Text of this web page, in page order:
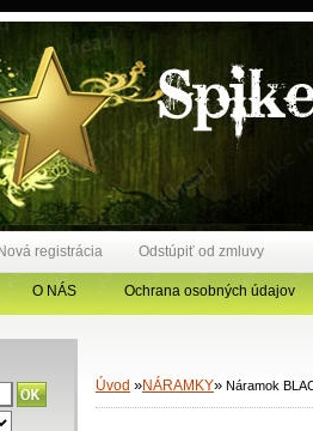
Nová registrácia Odstúpiť od zmluvy
O NÁS Ochrana osobných údajov
Úvod »NÁRAMKY» Náramok